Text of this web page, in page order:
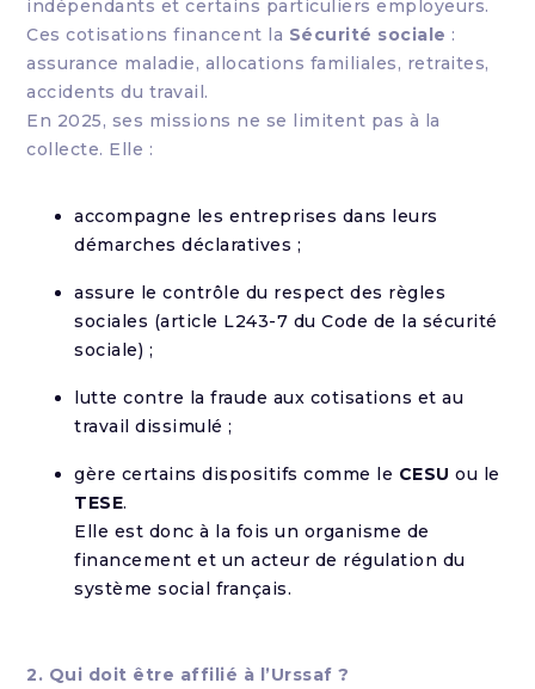
indépendants et certains particuliers employeurs.
Ces cotisations financent la Sécurité sociale :
assurance maladie, allocations familiales, retraites,
accidents du travail.
En 2025, ses missions ne se limitent pas à la
collecte. Elle :
accompagne les entreprises dans leurs
démarches déclaratives ;
assure le contrôle du respect des règles
sociales (article L243-7 du Code de la sécurité
sociale) ;
lutte contre la fraude aux cotisations et au
travail dissimulé ;
gère certains dispositifs comme le CESU ou le
TESE.
Elle est donc à la fois un organisme de
financement et un acteur de régulation du
système social français.
2. Qui doit être affilié à l’Urssaf ?